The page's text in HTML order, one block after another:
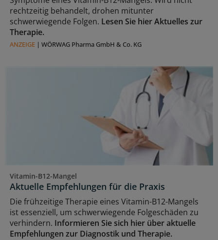
rechtzeitig behandelt, drohen mitunter
schwerwiegende Folgen. Lesen Sie hier Aktuelles zur
Therapie.
ANZEIGE | WÖRWAG Pharma GmbH & Co. KG
Vitamin-B12-Mangel
Aktuelle Empfehlungen für die Praxis
Die frühzeitige Therapie eines Vitamin-B12-Mangels
ist essenziell, um schwerwiegende Folgeschäden zu
verhindern. Informieren Sie sich hier über aktuelle
Empfehlungen zur Diagnostik und Therapie.